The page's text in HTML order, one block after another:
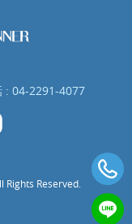
: 04-2291-4077
Reserved.